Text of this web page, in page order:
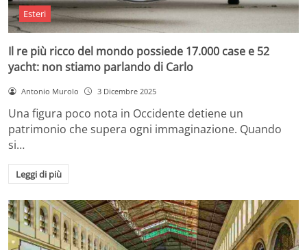
Esteri
Il re più ricco del mondo possiede 17.000 case e 52
yacht: non stiamo parlando di Carlo
Antonio Murolo 3 Dicembre 2025
Una figura poco nota in Occidente detiene un
patrimonio che supera ogni immaginazione. Quando
si…
Leggi di più